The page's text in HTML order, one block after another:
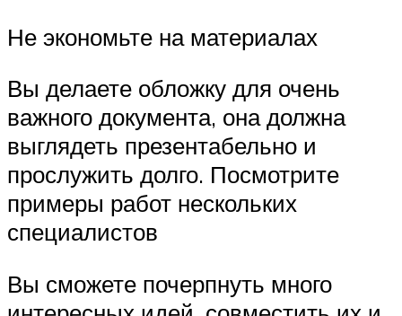
Не экономьте на материалах
Вы делаете обложку для очень
важного документа, она должна
выглядеть презентабельно и
прослужить долго. Посмотрите
примеры работ нескольких
специалистов
Вы сможете почерпнуть много